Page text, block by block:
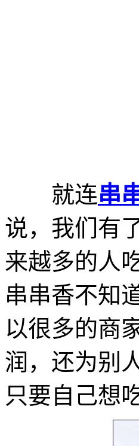
就连串
说，我们有
来越多的人
串串香不知
以很多的商
润，还为别
只要自己想